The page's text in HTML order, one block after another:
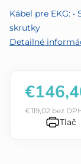
5
hviezdičiek.
Kábel pre EKG: •
skrutky
Detailné
€119,02 bez
Tlač